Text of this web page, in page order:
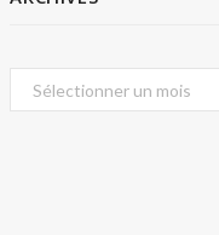
Archives